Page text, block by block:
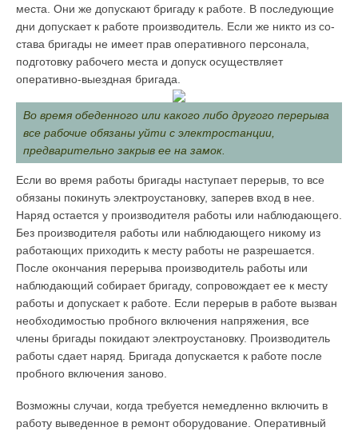
места. Они же допускают бригаду к работе. В после­дующие
дни допускает к работе производитель. Если же никто из со­
става бригады не имеет прав оперативного персонала,
подготовку рабочего места и допуск осуществляет
оперативно-выездная бригада.
Во время обеденного или какого либо другого перерыва
все рабочие обязаны уйти с электростанции,
предварительно закрыв ее на замок.
Если во время работы бригады наступает перерыв, то все
обязаны покинуть электроустановку, заперев вход в нее.
Наряд остается у производителя работы или наблюдающего.
Без производителя работы или наблюдающего никому из
работающих приходить к месту работы не разре­шается.
После окончания перерыва производитель работы или
наблюдающий собирает бригаду, сопровождает ее к месту
работы и допускает к работе. Если перерыв в работе вызван
необходимостью пробного включения напря­жения, все
члены бригады покидают электроустановку. Производитель
ра­боты сдает наряд. Бригада допускается к работе после
пробного включения заново.
Возможны случаи, когда требуется немедленно включить в
работу выве­денное в ремонт оборудование. Оперативный